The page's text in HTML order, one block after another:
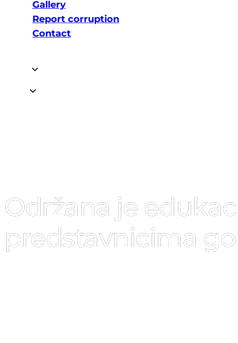
Gallery
Report corruption
Contact
Održana je
predstavnicima